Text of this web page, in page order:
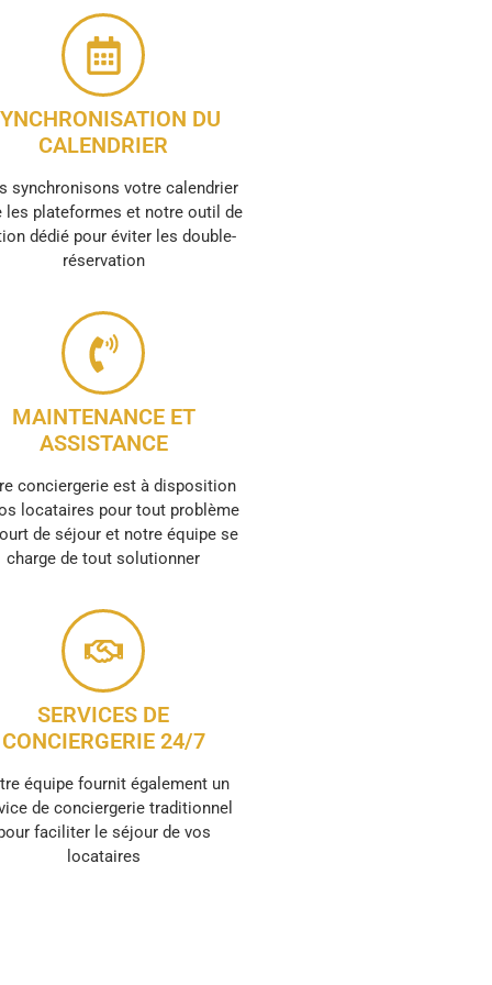
DU
CALENDRIER
synchronisons votre calendrier
les plateformes et notre outil de
dédié pour éviter les double-
réservation
MAINTENANCE ET
ASSISTANCE
conciergerie est à disposition
locataires pour tout problème
de séjour et notre équipe se
charge de tout solutionner
SERVICES DE
CONCIERGERIE 24/7
équipe fournit également un
de conciergerie traditionnel
faciliter le séjour de vos
locataires